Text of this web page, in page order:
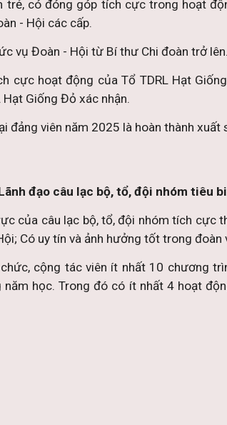
trẻ, có đóng góp tích cực trong hoạt
- Hội các cấp.
vụ Đoàn - Hội từ Bí thư Chi đoàn trở lên.
cực hoạt động của Tổ TDRL Hạt
Hạt Giống Đỏ xác nhận.
đảng viên năm 2025 là hoàn thành xuất
đạo câu lạc bộ, tổ, đội nhóm tiêu
của câu lạc bộ, tổ, đội nhóm tích cực
Có uy tín và ảnh hưởng tốt trong đoàn
cộng tác viên ít nhất 10 chương
năm học. Trong đó có ít nhất 4 hoạt